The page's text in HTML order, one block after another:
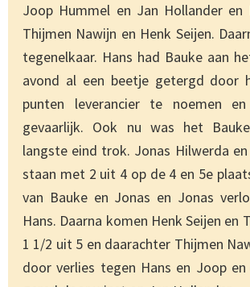
Joop Hummel en Jan Hollander en
Thijmen Nawijn en Henk Seijen.
tegenelkaar. Hans had Bauke aan
avond al een beetje getergd door
punten leverancier te noemen
gevaarlijk. Ook nu was het
langste eind trok. Jonas Hilwerda
staan met 2 uit 4 op de 4 en 5e
van Bauke en Jonas en Jonas
Hans. Daarna komen Henk Seijen en
1 1/2 uit 5 en daarachter Thijmen
door verlies tegen Hans en Joop